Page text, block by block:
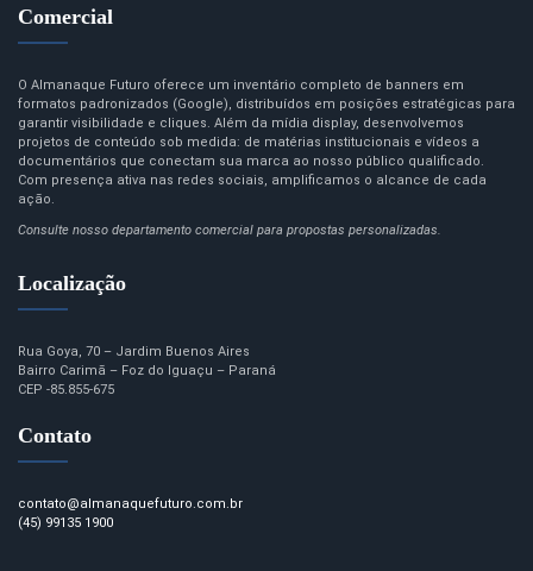
Comercial
O Almanaque Futuro oferece um inventário completo de banners em
formatos padronizados (Google), distribuídos em posições estratégicas para
garantir visibilidade e cliques. Além da mídia display, desenvolvemos
projetos de conteúdo sob medida: de matérias institucionais e vídeos a
documentários que conectam sua marca ao nosso público qualificado.
Com presença ativa nas redes sociais, amplificamos o alcance de cada
ação.
Consulte nosso departamento comercial para propostas personalizadas.
Localização
Rua Goya, 70 – Jardim Buenos Aires
Bairro Carimã – Foz do Iguaçu – Paraná
CEP -85.855-675
Contato
contato@almanaquefuturo.com.br
(45) 99135 1900